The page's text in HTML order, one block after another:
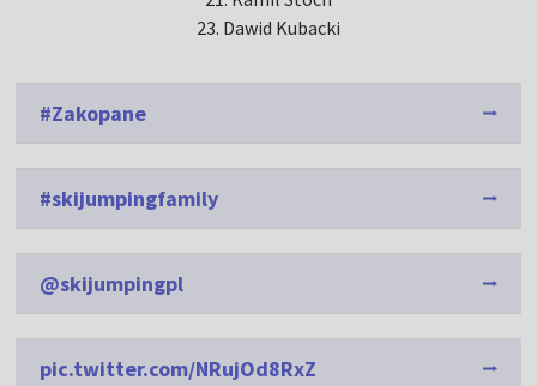
23. Dawid Kubacki
#Zakopane
#skijumpingfamily
@skijumpingpl
pic.twitter.com/NRujOd8RxZ